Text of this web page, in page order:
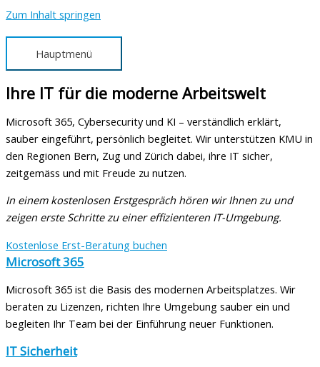
Zum Inhalt springen
Hauptmenü
Ihre IT für die moderne Arbeitswelt
Microsoft 365, Cybersecurity und KI – verständlich erklärt,
sauber eingeführt, persönlich begleitet. Wir unterstützen KMU in
den Regionen Bern, Zug und Zürich dabei, ihre IT sicher,
zeitgemäss und mit Freude zu nutzen.
In einem kostenlosen Erstgespräch hören wir Ihnen zu und
zeigen erste Schritte zu einer effizienteren IT-Umgebung.
Kostenlose Erst-Beratung buchen
Microsoft 365
Microsoft 365 ist die Basis des modernen Arbeitsplatzes. Wir
beraten zu Lizenzen, richten Ihre Umgebung sauber ein und
begleiten Ihr Team bei der Einführung neuer Funktionen.
IT Sicherheit